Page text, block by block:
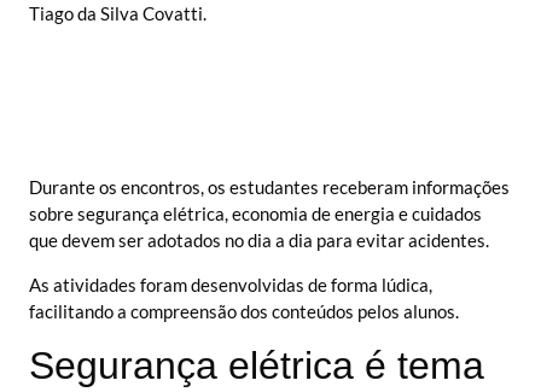
Tiago da Silva Covatti.
Durante os encontros, os estudantes receberam informações
sobre segurança elétrica, economia de energia e cuidados
que devem ser adotados no dia a dia para evitar acidentes.
As atividades foram desenvolvidas de forma lúdica,
facilitando a compreensão dos conteúdos pelos alunos.
Segurança elétrica é tema